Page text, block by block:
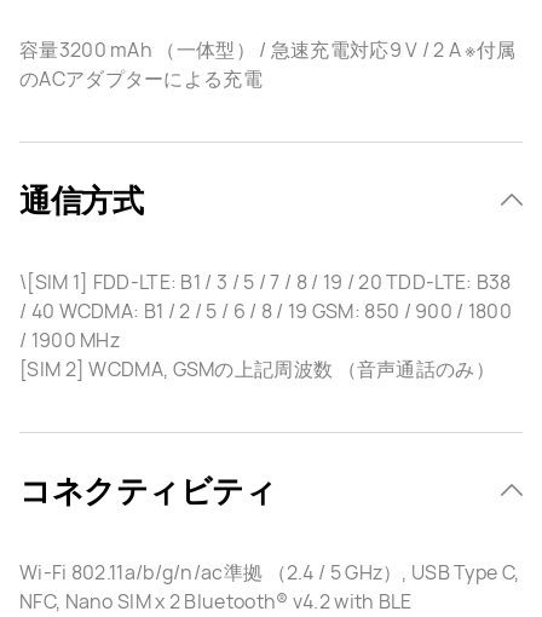
容量3200 mAh （一体型） / 急速充電対応9 V / 2 A ※付属
のACアダプターによる充電
通信方式
\[SIM 1] FDD-LTE: B1 / 3 / 5 / 7 / 8 / 19 / 20 TDD-LTE: B38
/ 40 WCDMA: B1 / 2 / 5 / 6 / 8 / 19 GSM: 850 / 900 / 1800
/ 1900 MHz
[SIM 2] WCDMA, GSMの上記周波数 （音声通話のみ）
コネクティビティ
Wi-Fi 802.11a/b/g/n/ac準拠 （2.4 / 5 GHz）, USB Type C,
NFC, Nano SIM x 2 Bluetooth® v4.2 with BLE